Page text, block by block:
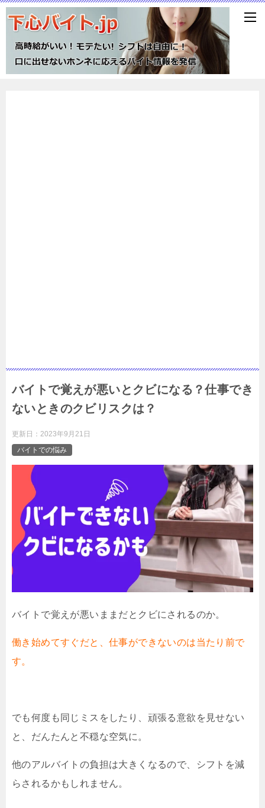
バイトで覚えが悪いとクビになる？仕事でき
ないときのクビリスクは？
更新日： 2023年9月21日
バイトでの悩み
バイトで覚えが悪いままだとクビにされるのか。
働き始めてすぐだと、仕事ができないのは当たり前で
す。
でも何度も同じミスをしたり、頑張る意欲を見せない
と、だんたんと不穏な空気に。
他のアルバイトの負担は大きくなるので、シフトを減
らされるかもしれません。